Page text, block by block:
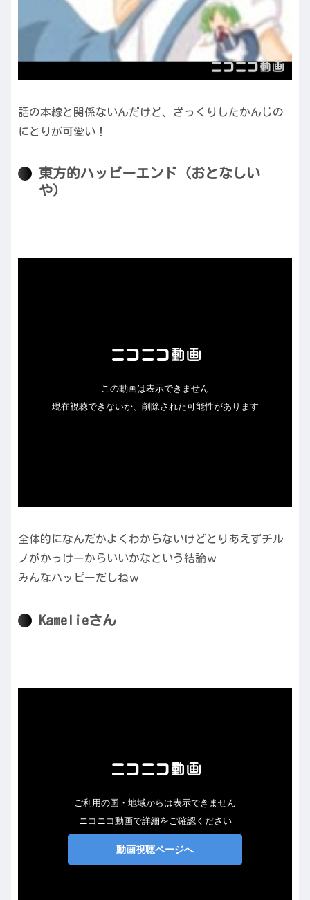
話の本線と関係ないんだけど、ざっくりしたかんじの
にとりが可愛い！
東方的ハッピーエンド（おとなしい
や）
全体的になんだかよくわからないけどとりあえずチル
ノがかっけーからいいかなという結論ｗ
みんなハッピーだしねｗ
Kamelieさん